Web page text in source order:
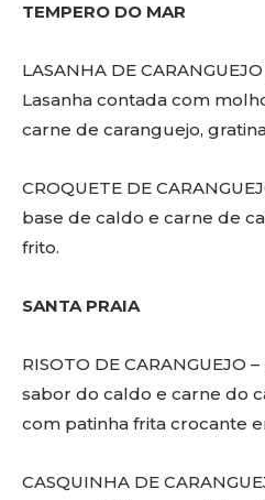
TEMPERO DO MAR
LASANHA DE
Lasanha contada com
carne de caranguejo,
CROQUETE DE
base de caldo e carne de
frito.
SANTA PRAIA
RISOTO DE CARANGUEJO
sabor do caldo e carne do
com patinha frita crocante
CASQUINHA DE